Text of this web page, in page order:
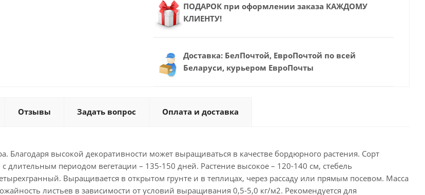
ПОДАРОК при оформлении заказа КАЖДОМУ
КЛИЕНТУ!
Доставка: БелПочтой, ЕвроПочтой по всей
Беларуси, курьером ЕвроПочты
Отзывы Задать вопрос Оплата и доставка
Благодаря высокой декоративности может выращиваться в качестве бордюрного растения. Сорт
длительным периодом вегетации – 135-150 дней. Растение высокое – 120-140 см, стебель
Выращивается в открытом грунте и в теплицах, через рассаду или прямым посевом. Масса
листьев в зависимости от условий выращивания 0,5-5,0 кг/м2. Рекомендуется для